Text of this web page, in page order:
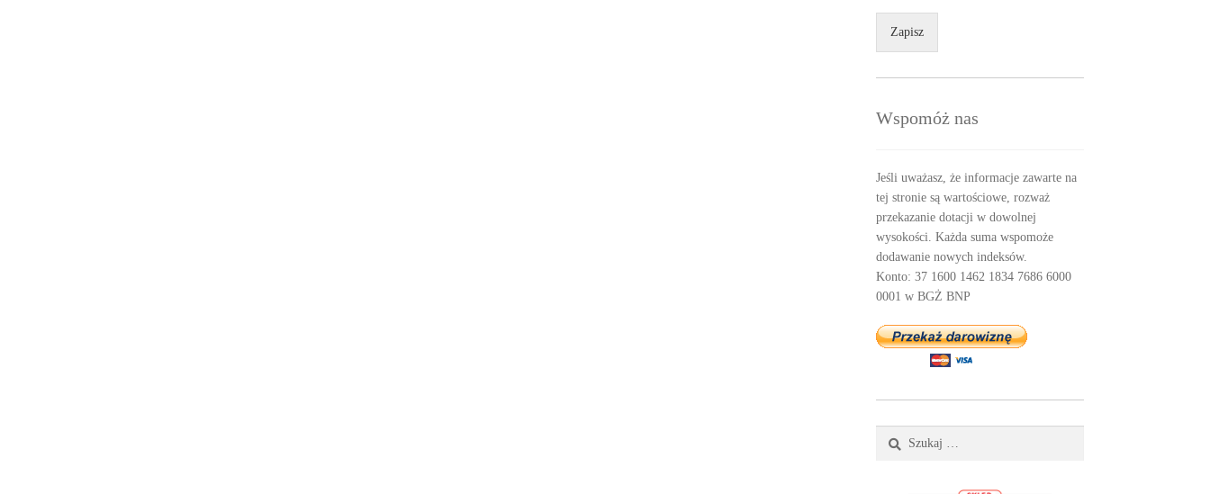
Zapisz
Wspomóż nas
Jeśli uważasz, że informacje zawarte na
tej stronie są wartościowe, rozważ
przekazanie dotacji w dowolnej
wysokości. Każda suma wspomoże
dodawanie nowych indeksów.
Konto: 37 1600 1462 1834 7686 6000
0001 w BGŻ BNP